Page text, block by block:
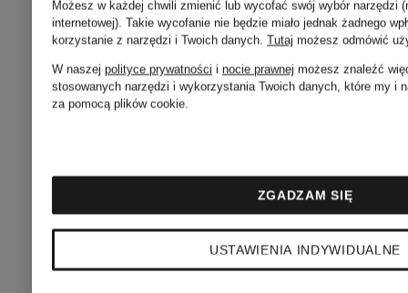
trampki
845 zł
Najniższa cena:
760,50 zł
Cena regularna:
trampki
Najniższa
1 079,50 zł
Cena
Możesz w każdej chwili zmienić lub wycofać swój wybór narzędzi
internetowej). Takie wycofanie nie będzie miało jednak żadnego
korzystanie z narzędzi i Twoich danych. Tutaj możesz odmówić
W naszej polityce prywatności i nocie prawnej możesz znaleźć
stosowanych narzędzi i wykorzystania Twoich danych, które my i
za pomocą plików cookie.
USTAWIENIA INDYWIDUALNE
ZGADZAM SIĘ